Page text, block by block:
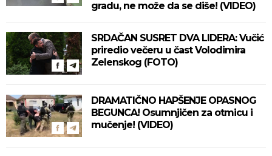
gradu, ne može da se diše! (VIDEO)
SRDAČAN SUSRET DVA LIDERA: Vučić
priredio večeru u čast Volodimira
Zelenskog (FOTO)
DRAMATIČNO HAPŠENJE OPASNOG
BEGUNCA! Osumnjičen za otmicu i
mučenje! (VIDEO)